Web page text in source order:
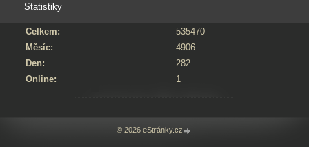
Statistiky
Online: 1
Celkem:
535470
Měsíc:
4906
Den:
282
© 2026 eStránky.cz